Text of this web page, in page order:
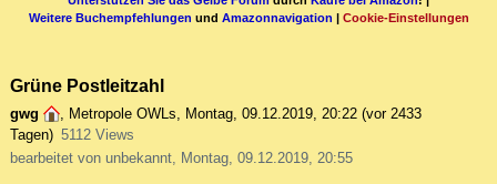
Weitere Buchempfehlungen und Amazonnavigation | Cookie-Einstellungen
Grüne Postleitzahl
gwg , Metropole OWLs, Montag, 09.12.2019, 20:22 (vor 2433
Tagen) 5112 Views
bearbeitet von unbekannt, Montag, 09.12.2019, 20:55